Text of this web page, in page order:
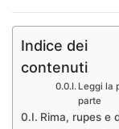
Indice dei
contenuti
Leggi la
parte
Rima, rupes e